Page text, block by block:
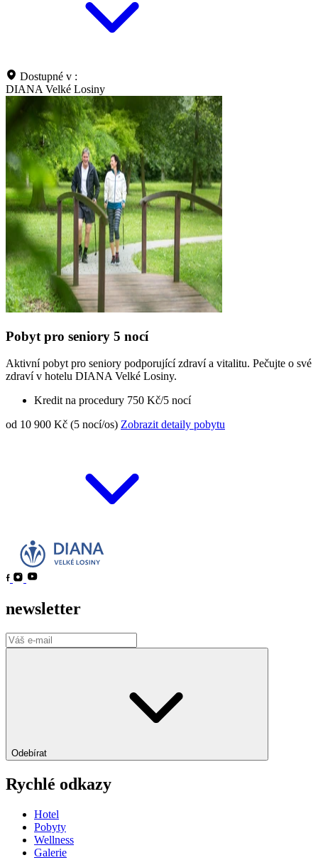
Dostupné v :
DIANA Velké Losiny
Pobyt pro seniory 5 nocí
Aktivní pobyt pro seniory podporující zdraví a vitalitu. Pečujte o své
zdraví v hotelu DIANA Velké Losiny.
Kredit na procedury 750 Kč/5 nocí
od 10 900 Kč (5 nocí/os) Zobrazit detaily pobytu
newsletter
Odebírat
Rychlé odkazy
Hotel
Pobyty
Wellness
Galerie